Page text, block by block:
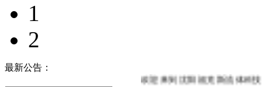
1
2
最新公告：
欢迎来到沈阳福克斯流体科技有限公司